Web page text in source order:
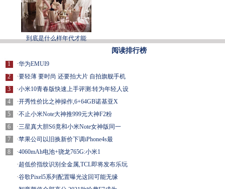
到底是什么样年代才能
阅读排行榜
1
2
3
4
5
6
7
8
·华为EMUI9
·要轻薄 要时尚 还要拍大片 自拍旗舰手机
·小米10青春版快速上手评测:转为年轻人设
·开秀性价比之神操作,6+64GB诺基亚X
·不止小米Note大神推999元大神F2粉
·三星真大胆S6竟和小米Note女神版同一
·苹果公司以旧换新价下调iPhone4s最
·4060mAh电池+骁龙765G:小米1
·超低价指纹识别全金属,TCL即将发布乐玩
·谷歌Pixel5系列配置曝光这回可能无缘